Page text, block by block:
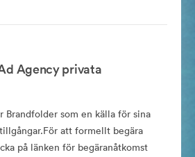
Agency privata
Brandfolder som en källa för sina
att formellt begära
på länken för begäranåtkomst